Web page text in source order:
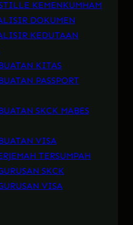
KEMENKUMHAM
DOKUMEN
KEDUTAAN
KITAS
PASSPORT
SKCK MABES
VISA
TERSUMPAH
SKCK
VISA